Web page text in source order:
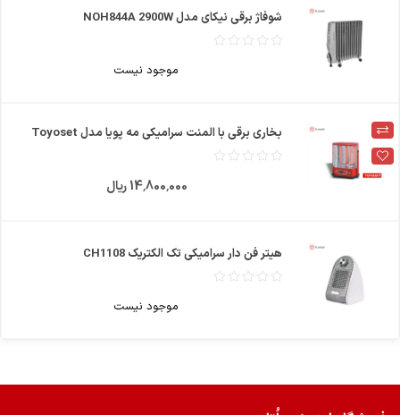
شوفاژ برقی نیکای مدل NOH844A 2900W
موجود نیست
بخاری برقی با المنت سرامیکی مه پویا مدل Toyoset
14٬800٬000 ریال
هیتر فن دار سرامیکی تک الکتریک CH1108
موجود نیست